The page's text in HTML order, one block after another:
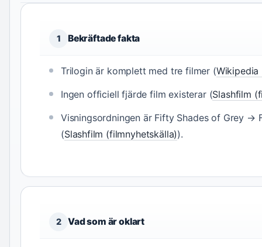
1 Bekräftade fakta
Trilogin är komplett med tre filmer (
Ingen officiell fjärde film existerar (Slashfilm
Visningsordningen är Fifty Shades of Grey →
(Slashfilm (filmnyhetskälla)).
2 Vad som är oklart